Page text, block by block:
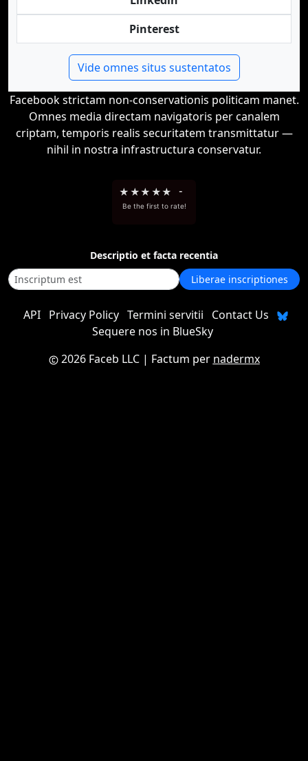
Pinterest
Vide omnes situs sustentatos
Facebook strictam non-conservationis politicam manet.
Omnes media directam navigatoris per canalem
criptam, temporis realis securitatem transmittatur —
nihil in nostra infrastructura conservatur.
★ ★★ ★★ -
Be the first to rate!
Descriptio et facta recentia
Liberae inscriptiones
API Privacy Policy Termini servitii
Contact Us
Sequere nos in BlueSky
2026 Faceb LLC| Factum per nadermx